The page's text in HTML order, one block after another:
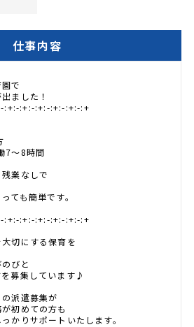
仕事内容
で
ました！
:+:-:+:-:+:-:+:-:+:-:+
7～8時間
業なしで
ても簡単です。
:+:-:+:-:+:-:+:-:+:-:+
大切にする保育を
びと
募集しています♪
派遣募集が
初めての方も
かりサポートいたします。